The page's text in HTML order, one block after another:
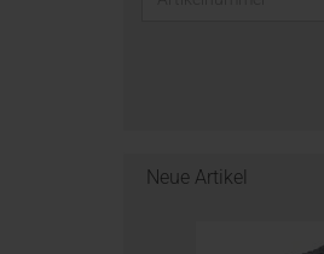
Neue Artikel